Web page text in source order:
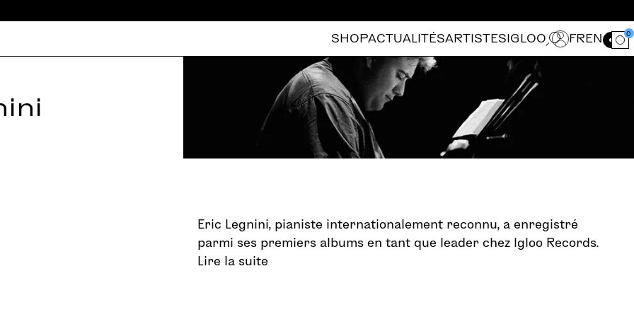
SHOPACTUALITÉSARTISTES IGLOO
Ouvrir le
FR EN 0
Eric Legnini, pianiste internationalement reconnu, a enregistré
parmi ses premiers albums en tant que leader chez Igloo Records.
Lire la suite